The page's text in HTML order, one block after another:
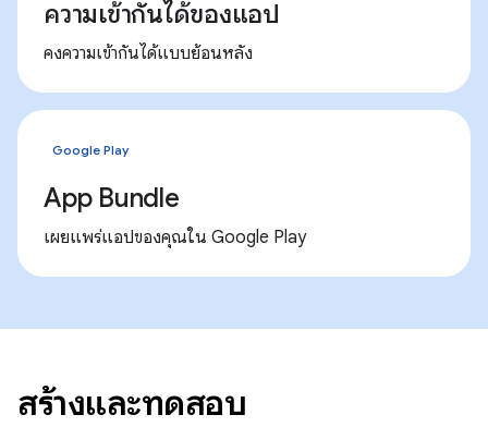
ความเข้ากันได้ของแอป
คงความเข้ากันได้แบบย้อนหลัง
Google Play
App Bundle
เผยแพร่แอปของคุณใน Google Play
สร้างและทดสอบ